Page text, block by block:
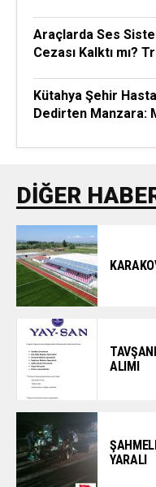
Araçlarda Ses
Cezası Kalktı mı?
Kütahya Şehir
Dedirten Manzara:
DIĞER
ALIMI
YARALI